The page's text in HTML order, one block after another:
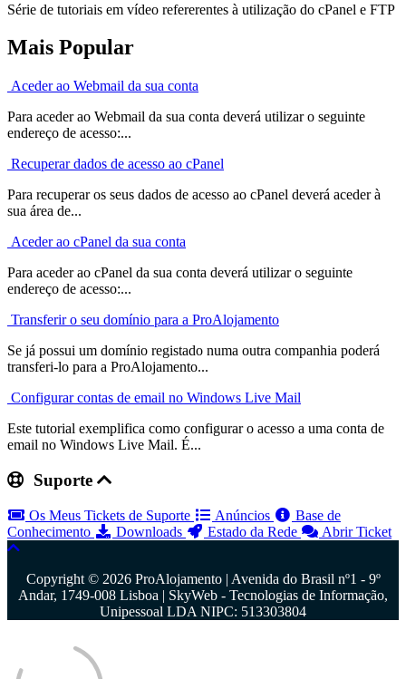
Série de tutoriais em vídeo refererentes à utilização do cPanel e FTP
Mais Popular
Aceder ao Webmail da sua conta
Para aceder ao Webmail da sua conta deverá utilizar o seguinte
endereço de acesso:...
Recuperar dados de acesso ao cPanel
Para recuperar os seus dados de acesso ao cPanel deverá aceder à
sua área de...
Aceder ao cPanel da sua conta
Para aceder ao cPanel da sua conta deverá utilizar o seguinte
endereço de acesso:...
Transferir o seu domínio para a ProAlojamento
Se já possui um domínio registado numa outra companhia poderá
transferi-lo para a ProAlojamento...
Configurar contas de email no Windows Live Mail
Este tutorial exemplifica como configurar o acesso a uma conta de
email no Windows Live Mail. É...
Suporte
Os Meus Tickets de Suporte Anúncios
Base de
Conhecimento
Downloads Estado da Rede Abrir Ticket
Copyright © 2026 ProAlojamento | Avenida do Brasil nº1 - 9º
Andar, 1749-008 Lisboa | SkyWeb - Tecnologias de Informação,
Unipessoal LDA NIPC: 513303804